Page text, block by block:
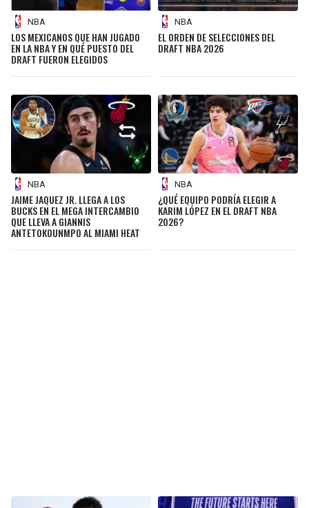
NBA
LOS MEXICANOS QUE HAN JUGADO
EN LA NBA Y EN QUÉ PUESTO DEL
DRAFT FUERON ELEGIDOS
NBA
EL ORDEN DE SELECCIONES DEL
DRAFT NBA 2026
NBA
JAIME JAQUEZ JR. LLEGA A LOS
BUCKS EN EL MEGA INTERCAMBIO
QUE LLEVA A GIANNIS
ANTETOKOUNMPO AL MIAMI HEAT
NBA
¿QUÉ EQUIPO PODRÍA ELEGIR A
KARIM LÓPEZ EN EL DRAFT NBA
2026?